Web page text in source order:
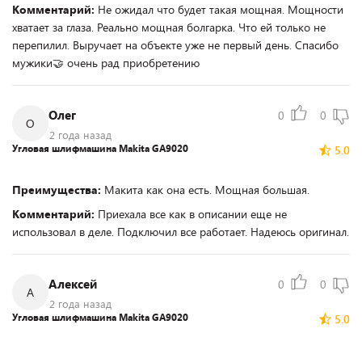
Комментарий: Не ожидал что будет такая мощная. Мощности
хватает за глаза. Реально мощная болгарка. Что ей только не
перепилил. Выручает на объекте уже не первый день. Спасибо
мужики🤝 очень рад приобретению
О
Олег
2 года назад
0 0
5.0
Угловая шлифмашина Makita GA9020
Преимущества: Макита как она есть. Мощная большая.
Комментарий: Приехала все как в описании еще не
использовал в деле. Подключил все работает. Надеюсь оригинал.
А
Алексей
2 года назад
0 0
5.0
Угловая шлифмашина Makita GA9020